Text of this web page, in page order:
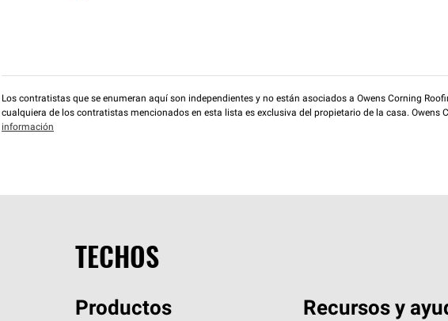
Los contratistas que se enumeran aquí son independientes y no están asociados a Owens Corning
cualquiera de los contratistas mencionados en esta lista es exclusiva del propietario de la casa.
información
TECHOS
Productos Recursos y